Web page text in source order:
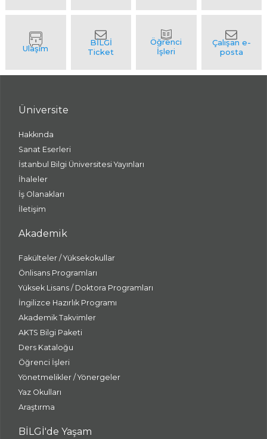
Üniversite
Hakkında
Sanat Eserleri
İstanbul Bilgi Üniversitesi Yayınları
İhaleler
İş Olanakları
İletişim
Akademik
Fakülteler / Yüksekokullar
Önlisans Programları
Yüksek Lisans / Doktora Programları
İngilizce Hazırlık Programı
Akademik Takvimler
AKTS Bilgi Paketi
Ders Kataloğu
Öğrenci İşleri
Yönetmelikler / Yönergeler
Yaz Okulları
Araştırma
BİLGİ'de Yaşam